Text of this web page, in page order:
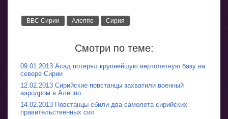
ВВС Сирии Алеппо Сирия
Смотри по теме:
09.01.2013 Асад потерял крупнейшую вертолетную базу на
севере Сирии
12.02.2013 Сирийские повстанцы захватили военный
аэродром в Алеппо
14.02.2013 Повстанцы сбили два самолета сирийских
правительственных сил